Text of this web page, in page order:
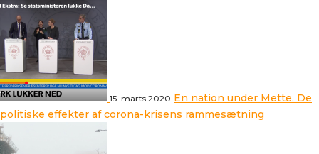
15. marts 2020 En nation under Mette. De
politiske effekter af corona-krisens rammesætning